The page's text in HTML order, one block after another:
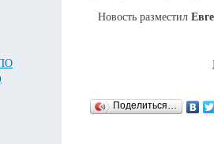
Новость разместил
Поделиться…